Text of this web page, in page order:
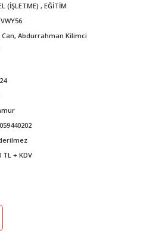
(İŞLETME) , EĞİTİM
Can, Abdurrahman Kilimci
TL + KDV